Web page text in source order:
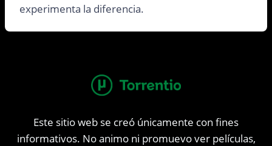
experimenta la diferencia.
Este sitio web se creó únicamente con fines
informativos. No animo ni promuevo ver películas,